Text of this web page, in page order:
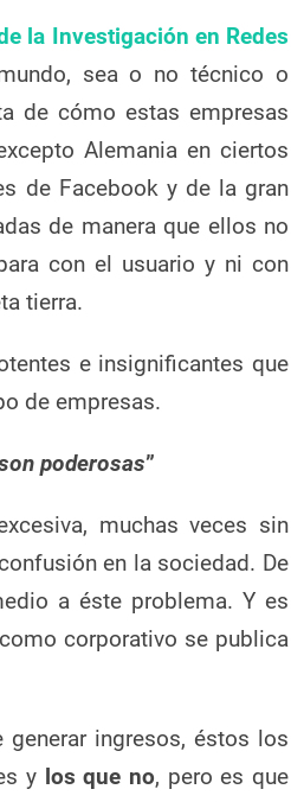
la Investigación en Redes
sea o no técnico o
de cómo estas empresas
Alemania en ciertos
de Facebook y de la gran
de manera que ellos no
con el usuario y ni con
tierra.
e insignificantes que
de empresas.
poderosas”
muchas veces sin
en la sociedad. De
a éste problema. Y es
corporativo se publica
ingresos, éstos los
y los que no, pero es que